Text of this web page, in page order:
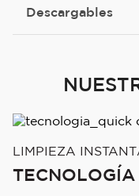
Descargables
LIMPIEZA